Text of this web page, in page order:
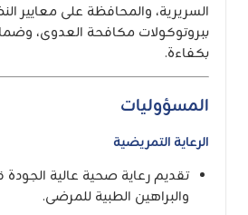
السريرية، والمحافظة على معايير
ببروتوكولات مكافحة العدوى،
بكفاءة.
المسؤوليات
الرعاية التمريضية
تقديم رعاية صحية عالية الجودة
والبراهين الطبية للمرضى.